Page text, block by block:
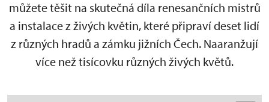
můžete těšit na skutečná díla renesančních mistrů
a instalace z živých květin, které připraví deset lidí
z různých hradů a zámku jižních Čech. Naaranžují
více než tisícovku různých živých květů.